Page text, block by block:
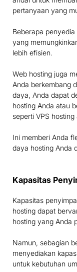
pertanyaan yang
Beberapa
yang
lebih efisien.
Web hosting juga
Anda berkembang
daya, Anda dapat
hosting Anda atau
seperti VPS
Ini memberi Anda
daya hosting Anda
Kapasitas
Kapasitas
hosting dapat
hosting yang Anda
Namun, sebagian
menyediakan
untuk kebutuhan